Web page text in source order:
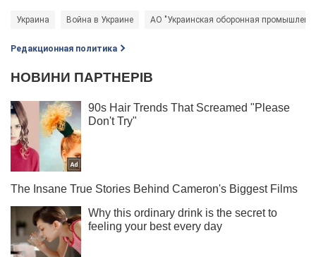
Украина Война в Украине АО "Украинская оборонная
Редакционная политика